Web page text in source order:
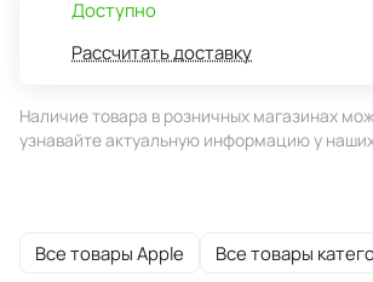
Доступно
Рассчитать доставку
Наличие товара в розничных магазинах
узнавайте актуальную информацию у
Все товары Apple Все товары